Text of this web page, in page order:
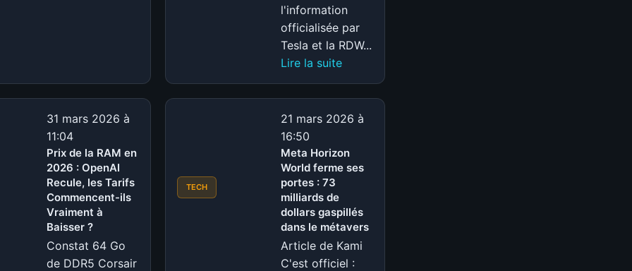
réalisme
des
simulateurs
pilotage
l'information
officialisée par
Tesla et la RDW...
Lire la suite:
FSD
supervisé
aux
Pays-
première
en
Europe
31 mars 2026 à
11:04
Prix de la RAM en
2026 : OpenAI
Recule, les Tarifs
Commencent-ils
Vraiment à
Baisser ?
Constat 64 Go
de DDR5 Corsair
TECH
21 mars 2026 à
16:50
Meta Horizon
World ferme ses
portes : 73
milliards de
dollars gaspillés
dans le métavers
Article de Kami
C'est officiel :